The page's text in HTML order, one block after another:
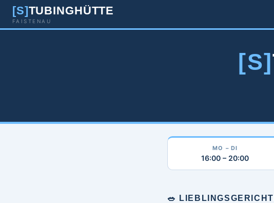
[S]TUBINGHÜTTE
FAISTENAU
[S]
MO – DI
16:00 – 20:00
🥗